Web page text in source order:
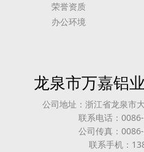
荣誉资质
办公环境
龙泉市万嘉铝
公司地址：浙江省龙泉市
联系电话：
公司传真：
联系手机：